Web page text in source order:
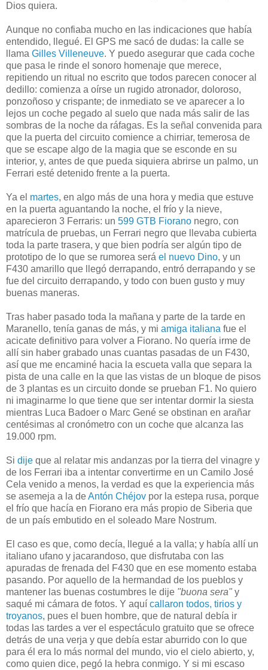
Dios quiera.
Aunque no confiaba mucho en las indicaciones que había
entendido, llegué. El GPS me sacó de dudas: la calle se
llama Gilles Villeneuve. Y puedo asegurar que cada coche
que pasa le rinde el sonoro homenaje que merece,
repitiendo un ritual no escrito que todos parecen conocer al
dedillo: comienza a oírse un rugido atronador, doloroso,
ponzoñoso y crispante; de inmediato se ve aparecer a lo
lejos un coche pegado al suelo que nada más salir de las
sombras de la noche da ráfagas. Es la señal convenida para
que la puerta del circuito comience a chirriar, temerosa de
que se escape algo de la magia que se esconde en su
interior, y, antes de que pueda siquiera abrirse un palmo, un
Ferrari esté detenido frente a la puerta.
Ya el martes, en algo más de una hora y media que estuve
en la puerta aguantando la noche, el frío y la nieve,
aparecieron 3 Ferraris: un 599 GTB Fiorano negro, con
matrícula de pruebas, un Ferrari negro que llevaba cubierta
toda la parte trasera, y que bien podría ser algún tipo de
prototipo de lo que se rumorea será el nuevo Dino, y un
F430 amarillo que llegó derrapando, entró derrapando y se
fue del circuito derrapando, y todo con buen gusto y muy
buenas maneras.
Tras haber pasado toda la mañana y parte de la tarde en
Maranello, tenía ganas de más, y mi amiga italiana fue el
acicate definitivo para volver a Fiorano. No quería irme de
allí sin haber grabado unas cuantas pasadas de un F430,
así que me encaminé hacia la escueta valla que separa la
pista de una calle en la que las vistas de un bloque de pisos
de 3 plantas es un circuito donde se prueban F1. No quiero
ni imaginarme lo que tiene que ser intentar dormir la siesta
mientras Luca Badoer o Marc Gené se obstinan en arañar
centésimas al cronómetro con un coche que alcanza las
19.000 rpm.
Si dije que al relatar mis andanzas por la tierra del vinagre y
de los Ferrari iba a intentar convertirme en un Camilo José
Cela venido a menos, la verdad es que la experiencia más
se asemeja a la deAntón Chéjov por la estepa rusa, porque
el frío que hacía en Fiorano era más propio de Siberia que
de un país embutido en el soleado Mare Nostrum.
El caso es que, como decía, llegué a la valla; y había allí un
italiano ufano y jacarandoso, que disfrutaba con las
apuradas de frenada del F430 que en ese momento estaba
pasando. Por aquello de la hermandad de los pueblos y
mantener las buenas costumbres le dije "buona sera" y
saqué mi cámara de fotos. Y aquí callaron todos, tirios y
troyanos, pues el buen hombre, que de natural debía ir
todas las tardes a ver el espectáculo gratuito que se ofrece
detrás de una verja y que debía estar aburrido con lo que
para él era lo más normal del mundo, vio el cielo abierto, y,
como quien dice, pegó la hebra conmigo. Y si mi escaso